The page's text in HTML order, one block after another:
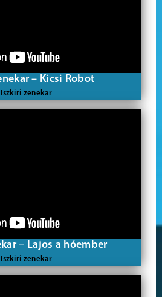
– Kicsi Robot
Iszkiri zenekar
– Lajos a hóember
Iszkiri zenekar